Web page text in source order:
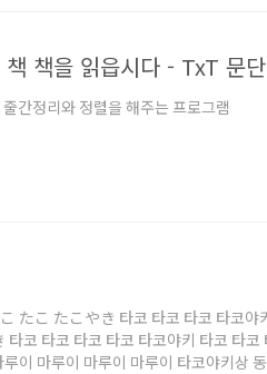
책을 읽읍시다 - TxT 문
간정리와 정렬을 해주는 프로그램
たこ たこやき 타코 타코 타코 타코야
코 타코 타코 타코 타코야키 타코 타
이 마루이 마루이 마루이 타코야키상